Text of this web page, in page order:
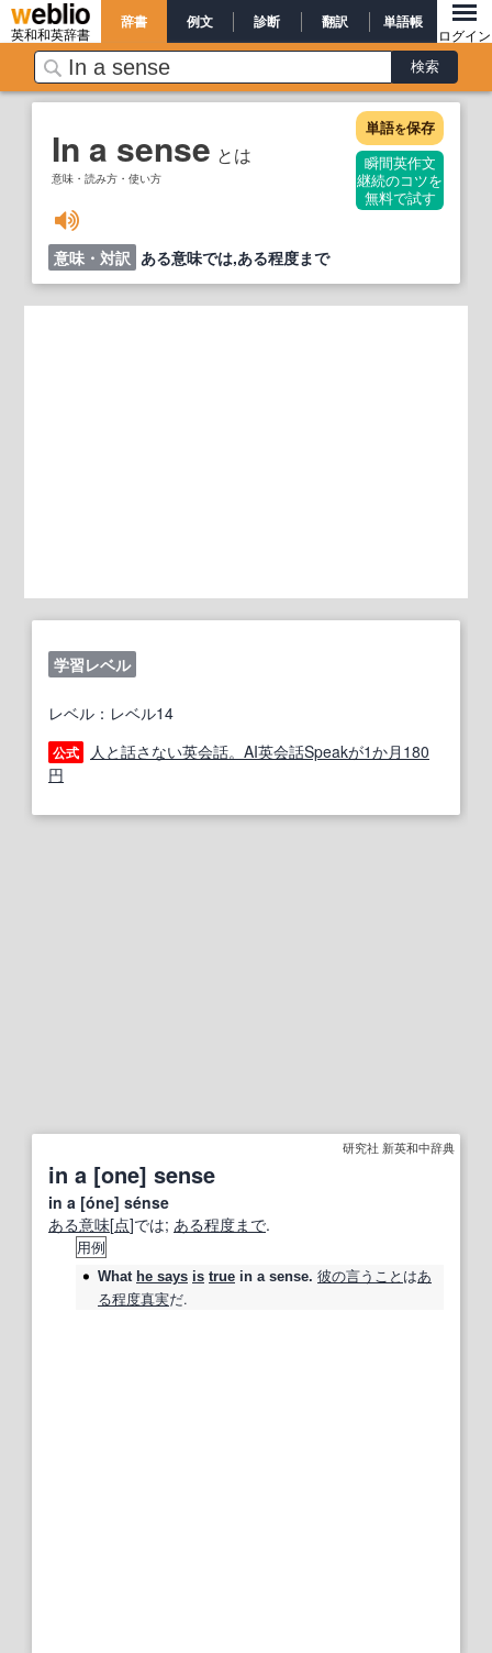
英和和英辞書
辞書 例文 診断 翻訳 単語帳
ログイン
In a sense とは
意味・読み方・使い方
単語を保存
瞬間英作文
継続のコツを
無料で試す
意味・対訳 ある意味では,ある程度まで
学習レベル
レベル：レベル14
公式
人と話さない英会話。AI英会話Speakが1か月180
円
研究社 新英和中辞典
in a [one] sense
in a [óne] sénse
ある意味[点]では; ある程度まで.
用例
What he says is true in a sense. 彼の言うこと はあ
る程度真実だ.